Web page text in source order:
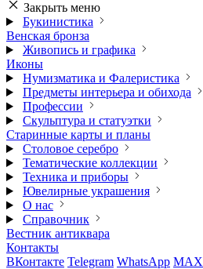
Закрыть меню
Букинистика
Венская бронза
Живопись и графика
Иконы
Нумизматика и Фалеристика
Предметы интерьера и обихода
Профессии
Скульптура и статуэтки
Старинные карты и планы
Столовое серебро
Тематические коллекции
Техника и приборы
Ювелирные украшения
О нас
Справочник
Вестник антиквара
Контакты
ВКонтакте Telegram WhatsApp MAX